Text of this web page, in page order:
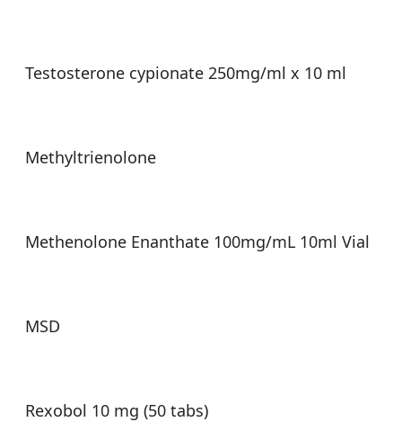
Testosterone cypionate 250mg/ml x 10 ml
Methyltrienolone
Methenolone Enanthate 100mg/mL 10ml Vial
MSD
Rexobol 10 mg (50 tabs)